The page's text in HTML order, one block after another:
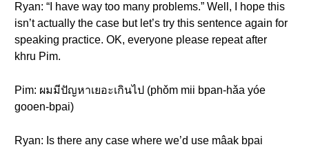
Ryan: “I have way too many problems.” Well, I hope this
isn’t actually the case but let’s try this sentence again for
speaking practice. OK, everyone please repeat after
khru Pim.
Pim: ผมมีปัญหาเยอะเกินไป (phǒm mii bpan-hǎa yóe
gooen-bpai)
Ryan: Is there any case where we’d use mâak bpai